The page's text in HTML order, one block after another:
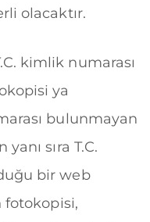
olacaktır.
kimlik numarası
ya
bulunmayan
sıra T.C.
bir web
fotokopisi,